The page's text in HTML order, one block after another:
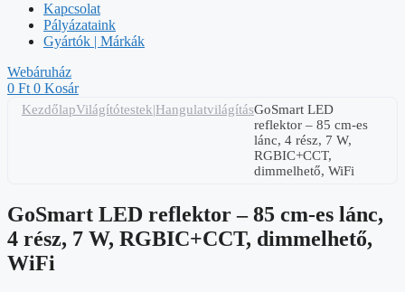
Kapcsolat
Pályázataink
Gyártók | Márkák
Webáruház
0 Ft 0 Kosár
KezdőlapVilágítótestek|HangulatvilágításGoSmart LED
reflektor – 85 cm-es
lánc, 4 rész, 7 W,
RGBIC+CCT,
dimmelhető, WiFi
GoSmart LED reflektor – 85 cm-es lánc,
4 rész, 7 W, RGBIC+CCT, dimmelhető,
WiFi